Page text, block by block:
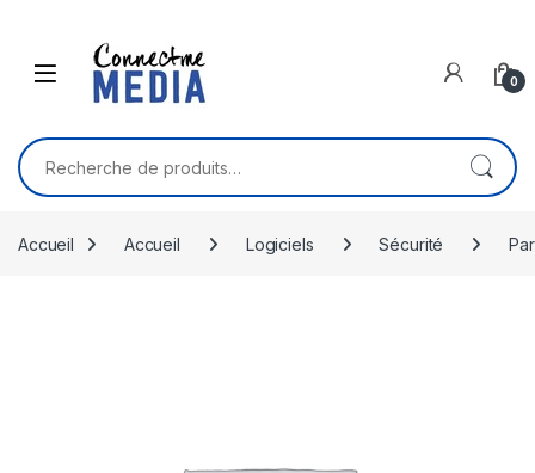
0
Recherche pour :
Accueil Accueil Logiciels Sécurité